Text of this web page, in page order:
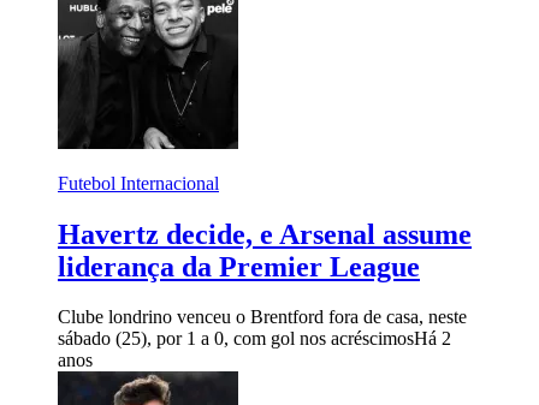
Futebol Internacional
Havertz decide, e Arsenal assume
liderança da Premier League
Clube londrino venceu o Brentford fora de casa, neste
sábado (25), por 1 a 0, com gol nos acréscimosHá 2
anos